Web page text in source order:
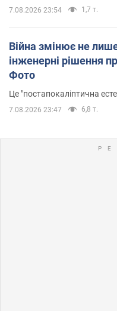
7.08.2026 23:54 1,7 т.
Війна змінює не
інженерні рішення
Фото
Це "постапокаліптична
7.08.2026 23:47 6,8 т.